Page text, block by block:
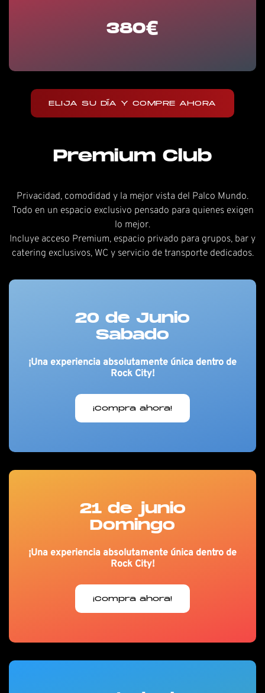
380€
ELIJA SU DÍA Y COMPRE AHORA
Premium Club
Privacidad, comodidad y la mejor vista del Palco Mundo.
Todo en un espacio exclusivo pensado para quienes exigen
lo mejor.
Incluye acceso Premium, espacio privado para grupos, bar y
catering exclusivos, WC y servicio de transporte dedicados.
20 de Junio
Sabado
¡Una experiencia absolutamente única dentro de
Rock City!
¡Compra ahora!
21 de junio
Domingo
¡Una experiencia absolutamente única dentro de
Rock City!
¡Compra ahora!